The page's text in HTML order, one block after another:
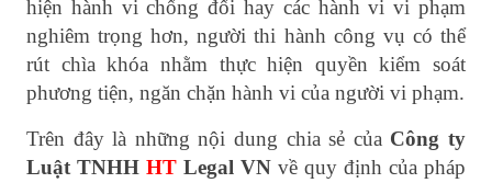
hiện hành vi chống đối hay các hành vi vi phạm
nghiêm trọng hơn, người thi hành công vụ có thể
rút chìa khóa nhằm thực hiện quyền kiểm soát
phương tiện, ngăn chặn hành vi của người vi phạm.
Trên đây là những nội dung chia sẻ của Công ty
Luật TNHH HT Legal VN về quy định của pháp